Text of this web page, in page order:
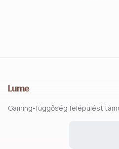
Lume
Gaming-függőség felépülést